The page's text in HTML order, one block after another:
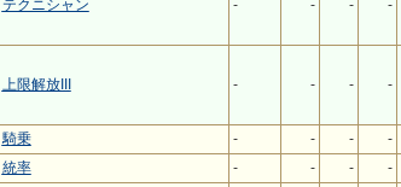
テクニシャン - - - -
上限解放III - - - -
騎乗
- - - -
統率
- - - -